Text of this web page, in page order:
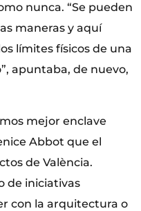
nunca. “Se pueden
maneras y aquí
límites físicos de una
apuntaba, de nuevo,
mejor enclave
Abbot que el
de València.
de iniciativas
con la arquitectura o